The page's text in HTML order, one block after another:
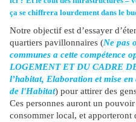
ça se chiffrera lourdement dans le
Notre objectif est d’essayer
quartiers pavillonnaires (Ne pas
communes a cette compétence
LOGEMENT ET DU CADRE
l’habitat, Elaboration et mise
de l'Habitat) pour attirer des
Ces personnes auront un
consommer local, et apporteront